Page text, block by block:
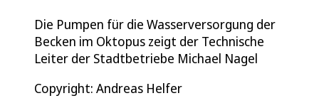
Die Pumpen für die Wasserversorgung der
Becken im Oktopus zeigt der Technische
Leiter der Stadtbetriebe Michael Nagel
Copyright: Andreas Helfer